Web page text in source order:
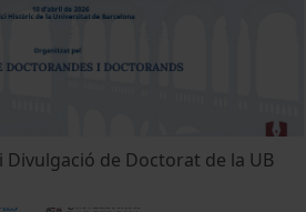
Divulgació de Doctorat de la UB